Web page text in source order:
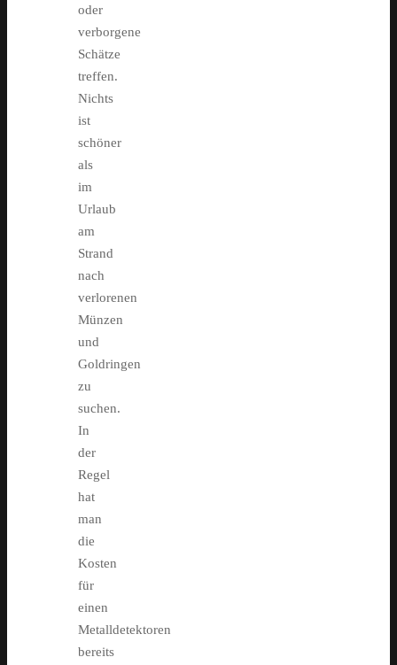
oder
verborgene
Schätze
treffen.
Nichts
ist
schöner
als
im
Urlaub
am
Strand
nach
verlorenen
Münzen
und
Goldringen
zu
suchen.
In
der
Regel
hat
man
die
Kosten
für
einen
Metalldetektoren
bereits